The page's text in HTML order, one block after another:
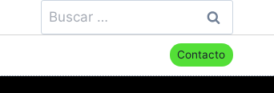
Buscar:
Contacto